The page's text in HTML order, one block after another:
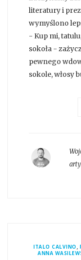
literatury i
wymyślono
- Kup mi,
sokoła -
pewnego
sokole, włosy
ITALO CALVINO ,
ANNA